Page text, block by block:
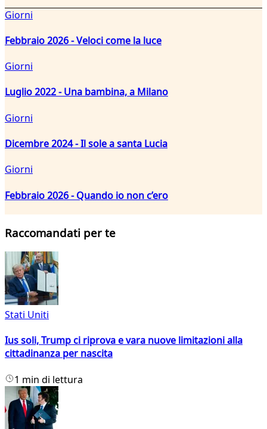
Giorni
Febbraio 2026 - Veloci come la luce
Giorni
Luglio 2022 - Una bambina, a Milano
Giorni
Dicembre 2024 - Il sole a santa Lucia
Giorni
Febbraio 2026 - Quando io non c’ero
Raccomandati per te
Stati Uniti
Ius soli, Trump ci riprova e vara nuove limitazioni alla
cittadinanza per nascita
1 min di lettura